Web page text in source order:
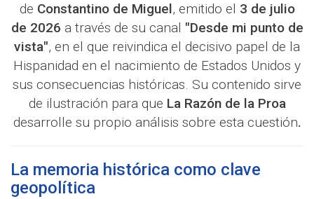
de Constantino de Miguel, emitido el 3 de julio
de 2026 a través de su canal "Desde mi punto de
vista", en el que reivindica el decisivo papel de la
Hispanidad en el nacimiento de Estados Unidos y
sus consecuencias históricas. Su contenido sirve
de ilustración para que La Razón de la Proa
desarrolle su propio análisis sobre esta cuestión.
La memoria histórica como clave
geopolítica